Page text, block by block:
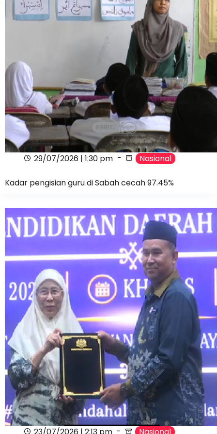
29/07/2026 | 1:30 pm Nasional
Kadar pengisian guru di Sabah cecah 97.45%
23/07/2026 | 2:13 pm Nasional